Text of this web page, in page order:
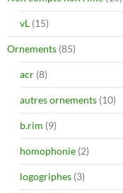
vL (15)
Ornements (85)
acr (8)
autres ornements (10)
b.rim (9)
homophonie (2)
logogriphes (3)